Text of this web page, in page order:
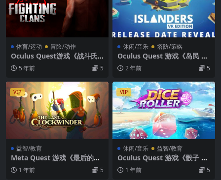
体育/运动 冒险/动作
Oculus Quest游戏《战斗氏
族VR》Fighting Clans VR 拳
击游戏下载
5 年前 5
休闲/音乐 塔防/策略
Oculus Quest 游戏《岛民 VR
版》ISLANDERS VR Edition
2 年前 5
VIP
益智/教育
Meta Quest 游戏《最后的上
弦器VR》The Last Clockwin
der VR
1 年前 5
VIP
休闲/音乐 益智/教育
Oculus Quest 游戏《骰子 V
R》Dice Roller VR
1 年前 5